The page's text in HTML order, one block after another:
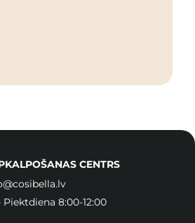
CENTRS
8:00-12:00